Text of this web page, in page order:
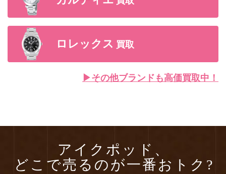
ロレックス 買取
▶︎その他ブランドも高価買取中！
アイクポッド、
どこで売るのが一番おトク?